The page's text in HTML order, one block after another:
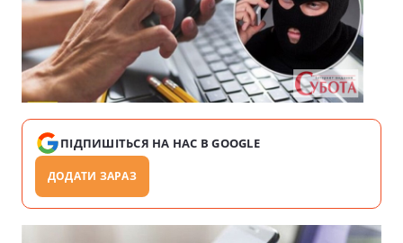
ПІДПИШІТЬСЯ НА НАС В GOOGLE
ДОДАТИ ЗАРАЗ